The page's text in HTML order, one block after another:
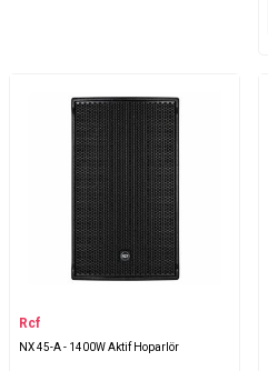
Rcf
NX 45-A - 1400W Aktif Hoparlör